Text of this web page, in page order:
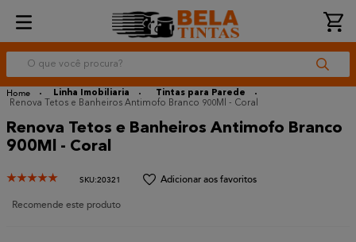
O que você procura?
Linha Imobiliaria
Tintas para Parede
Renova Tetos e Banheiros Antimofo Branco 900Ml - Coral
Renova Tetos e Banheiros Antimofo Branco
900Ml - Coral
★★★★★ :20321
Recomende este produto